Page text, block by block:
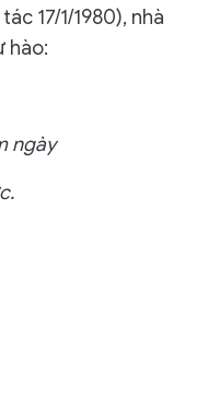
17/1/1980), nhà
hào:
ngày